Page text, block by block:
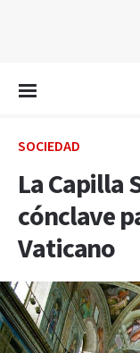
SOCIEDAD
La Capilla
cónclave
Vaticano